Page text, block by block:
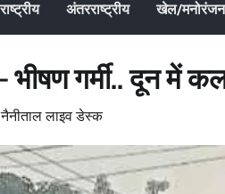
राष्ट्रीय अंतरराष्ट्रीय खेल/मनोरंजन
गर्मी.. दून में
नैनीताल लाइव डेस्क